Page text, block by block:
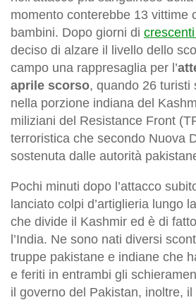
momento conterebbe 13 vittime
bambini. Dopo giorni di crescenti
deciso di alzare il livello dello
campo una rappresaglia per l’
aprile scorso, quando 26 turisti
nella porzione indiana del
miliziani del Resistance Front
terroristica che secondo Nuova
sostenuta dalle autorità
Pochi minuti dopo l’attacco
lanciato colpi d’artiglieria lungo
che divide il Kashmir ed è di
l’India. Ne sono nati diversi
truppe pakistane e indiane che
e feriti in entrambi gli
il governo del Pakistan, inoltre,